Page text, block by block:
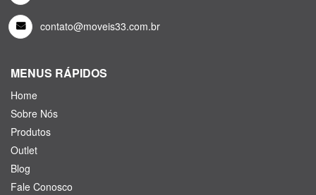
contato@moveis33.com.br
MENUS RÁPIDOS
Home
Sobre Nós
Produtos
Outlet
Blog
Fale Conosco